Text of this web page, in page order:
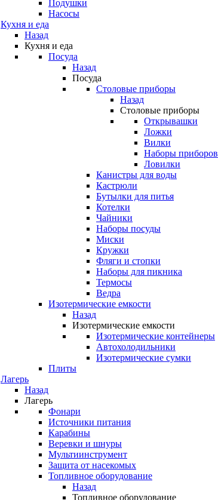
Подушки
Насосы
Кухня и еда
Назад
Кухня и еда
Посуда
Назад
Посуда
Столовые приборы
Назад
Столовые приборы
Открывашки
Ложки
Вилки
Наборы приборов
Ловилки
Канистры для воды
Кастрюли
Бутылки для питья
Котелки
Чайники
Наборы посуды
Миски
Кружки
Фляги и стопки
Наборы для пикника
Термосы
Ведра
Изотермические емкости
Назад
Изотермические емкости
Изотермические контейнеры
Автохолодильники
Изотермические сумки
Плиты
Лагерь
Назад
Лагерь
Фонари
Источники питания
Карабины
Веревки и шнуры
Мультиинструмент
Защита от насекомых
Топливное оборудование
Назад
Топливное оборудование